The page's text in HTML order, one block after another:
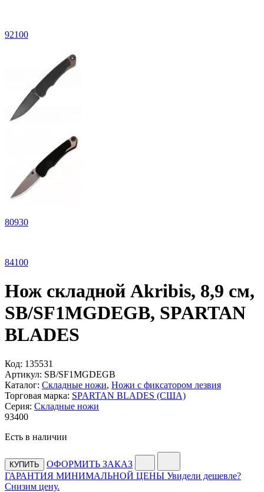
92100
80930
84100
Нож складной Akribis, 8,9 см,
SB/SF1MGDEGB, SPARTAN
BLADES
Код: 135531
Артикул: SB/SF1MGDEGB
Каталог: Складные ножи, Ножи с фиксатором лезвия
Торговая марка: SPARTAN BLADES (США)
Серия: Складные ножи
93400
Есть в наличии
КУПИТЬ
ОФОРМИТЬ ЗАКАЗ
ГАРАНТИЯ МИНИМАЛЬНОЙ ЦЕНЫ Увидели дешевле?
Снизим цену.